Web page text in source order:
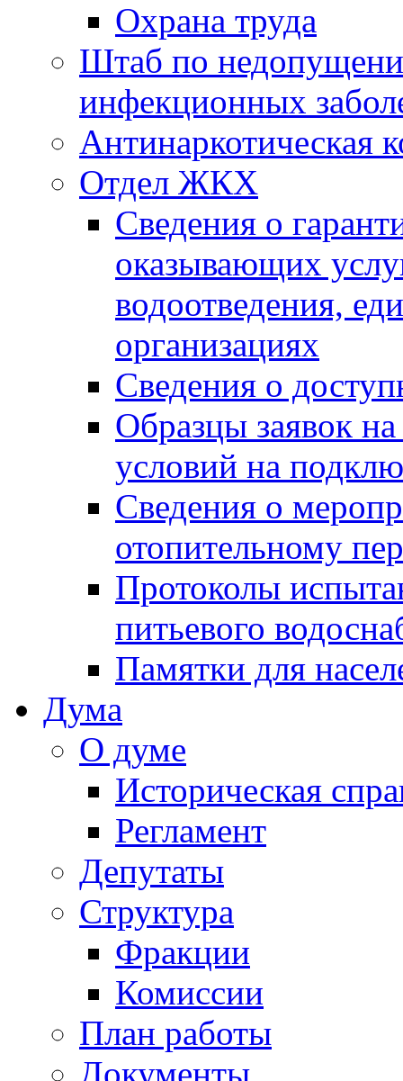
Охрана труда
Штаб по
инфекционных
Антинаркотическая
Отдел ЖКХ
Сведения о
оказывающих
водоотведения,
организациях
Сведения о
Образцы заявок
условий на
Сведения о
отопительному
Протоколы
питьевого
Памятки для
Дума
О думе
Историческая
Регламент
Депутаты
Структура
Фракции
Комиссии
План работы